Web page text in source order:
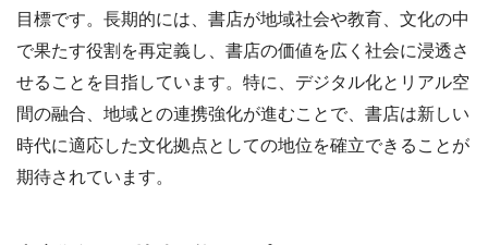
目標です。長期的には、書店が地域社会や教育、文化の中
で果たす役割を再定義し、書店の価値を広く社会に浸透さ
せることを目指しています。特に、デジタル化とリアル空
間の融合、地域との連携強化が進むことで、書店は新しい
時代に適応した文化拠点としての地位を確立できることが
期待されています。